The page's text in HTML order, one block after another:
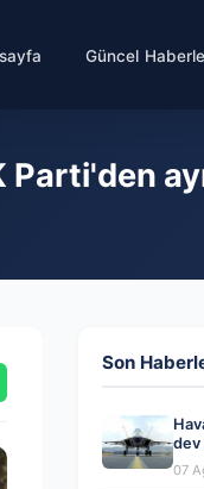
Güncel
Son
dev
07